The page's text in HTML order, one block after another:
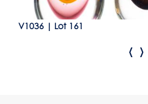
V1036 Lot 161
‹ ›